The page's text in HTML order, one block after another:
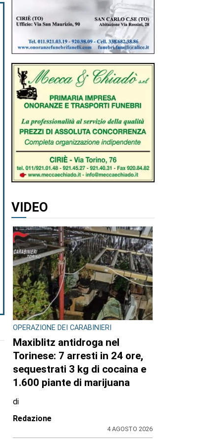
VIDEO
OPERAZIONE DEI CARABINIERI
Maxiblitz antidroga nel
Torinese: 7 arresti in 24 ore,
sequestrati 3 kg di cocaina e
1.600 piante di marijuana
di
Redazione
4 AGOSTO 2026